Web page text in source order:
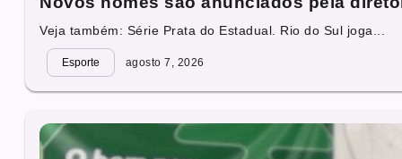
Veja também: Série Prata do Estadual. Rio do Sul joga...
Esporte agosto 7, 2026